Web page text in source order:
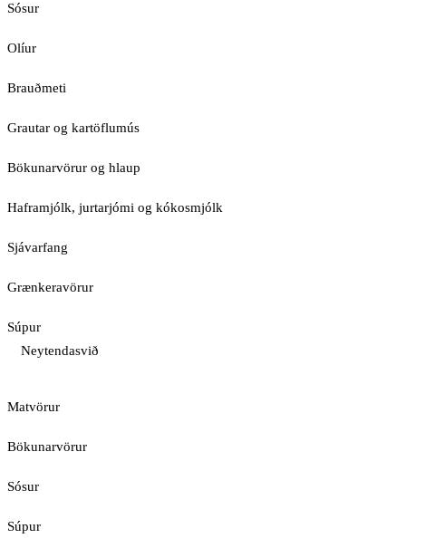
Sósur
Olíur
Brauðmeti
Grautar og kartöflumús
Bökunarvörur og hlaup
Haframjólk, jurtarjómi og kókosmjólk
Sjávarfang
Grænkeravörur
Súpur
Neytendasvið
Matvörur
Bökunarvörur
Sósur
Súpur